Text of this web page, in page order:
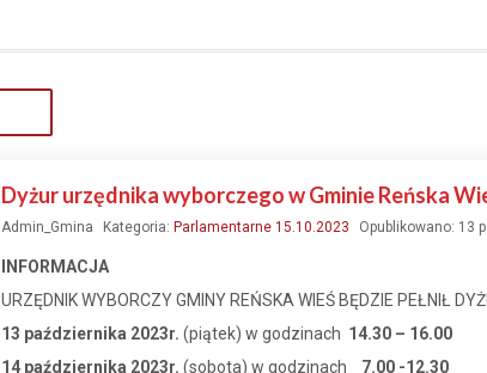
Dyżur urzędnika wyborczego w Gminie Reńska
Admin_Gmina Kategoria: Parlamentarne 15.10.2023 Opublikowano: 13
INFORMACJA
URZĘDNIK WYBORCZY GMINY REŃSKA WIEŚ BĘDZIE PEŁNIŁ
13 października 2023r. (piątek) w godzinach 14.30 – 16.00
14 października 2023r. (sobota) w godzinach 7.00 -12.30